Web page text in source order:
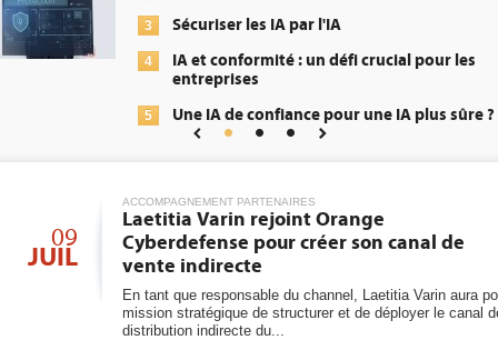
Sécuriser les IA par l'IA
4
IA et conformité : un défi crucial pour les
entreprises
Une IA de confiance pour une IA plus sûre ?
09
JUIL
ACCOMPAGNEMENT PARTENAIRES
Laetitia Varin rejoint Orange
Cyberdefense pour créer son canal de
vente indirecte
En tant que responsable du channel, Laetitia Varin aura
mission stratégique de structurer et de déployer le canal
distribution indirecte du...